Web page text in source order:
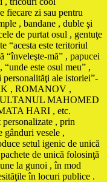
fiecare zi sau pentru
, bandane , duble şi
de purtat osul , gentuţe
“acesta este teritoriul
“înveleşte-mă” , papucei
este osul meu” ,
personalităţi ale istoriei”-
, ROMANOV ,
MAHOMED
HARI , etc.
, prin
gânduri vesele ,
setul igenic de unică
de unică folosinţă
la gunoi , în mod
în locuri publice .